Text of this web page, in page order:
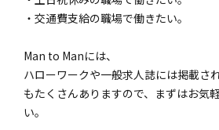
・交通費支給の職場で働きたい。
Man to Manには、
ハローワークや一般求人誌には掲載さ
もたくさんありますので、まずはお気
い。